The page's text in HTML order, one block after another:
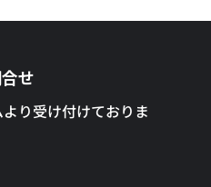
せ
り受け付けておりま